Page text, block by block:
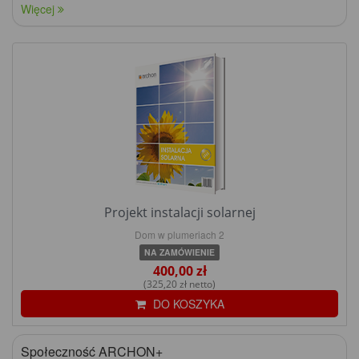
Więcej
Projekt instalacji solarnej
Dom w plumeriach 2
NA ZAMÓWIENIE
400,00 zł
(325,20 zł netto)
DO KOSZYKA
Społeczność ARCHON+